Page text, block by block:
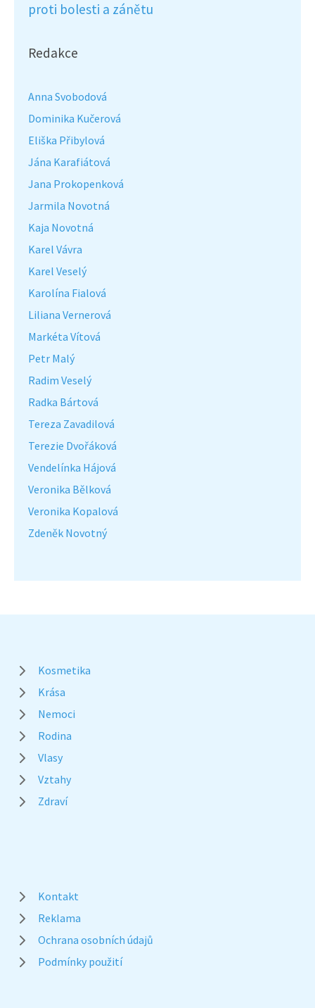
proti bolesti a zánětu
Redakce
Anna Svobodová
Dominika Kučerová
Eliška Přibylová
Jána Karafiátová
Jana Prokopenková
Jarmila Novotná
Kaja Novotná
Karel Vávra
Karel Veselý
Karolína Fialová
Liliana Vernerová
Markéta Vítová
Petr Malý
Radim Veselý
Radka Bártová
Tereza Zavadilová
Terezie Dvořáková
Vendelínka Hájová
Veronika Bělková
Veronika Kopalová
Zdeněk Novotný
Kosmetika
Krása
Nemoci
Rodina
Vlasy
Vztahy
Zdraví
Kontakt
Reklama
Ochrana osobních údajů
Podmínky použití